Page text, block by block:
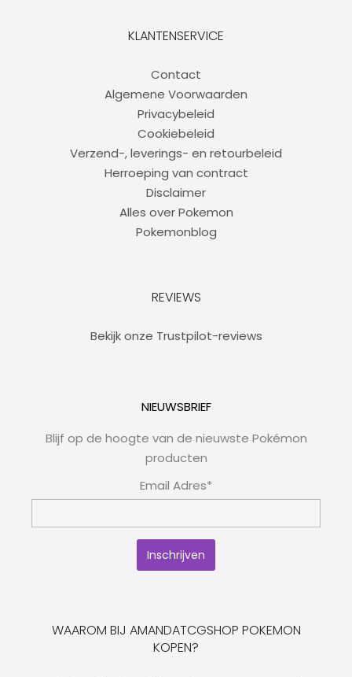
KLANTENSERVICE
Contact
Algemene Voorwaarden
Privacybeleid
Cookiebeleid
Verzend-, leverings- en retourbeleid
Herroeping van contract
Disclaimer
Alles over Pokemon
Pokemonblog
REVIEWS
Bekijk onze Trustpilot-reviews
NIEUWSBRIEF
Blijf op de hoogte van de nieuwste Pokémon
producten
Email Adres*
WAAROM BIJ AMANDATCGSHOP POKEMON
KOPEN?